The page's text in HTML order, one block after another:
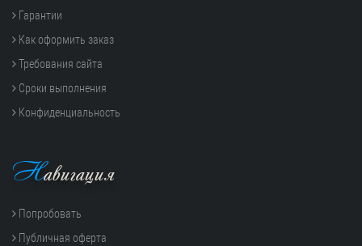
Гарантии
Как оформить заказ
Требования сайта
Сроки выполнения
Конфиденциальность
Навигация
Попробовать
Публичная оферта